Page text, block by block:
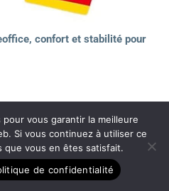
confort et stabilité pour
auto nettoyantes
vous garantir la meilleure
Si vous continuez à utiliser ce
que vous en êtes satisfait.
de confidentialité